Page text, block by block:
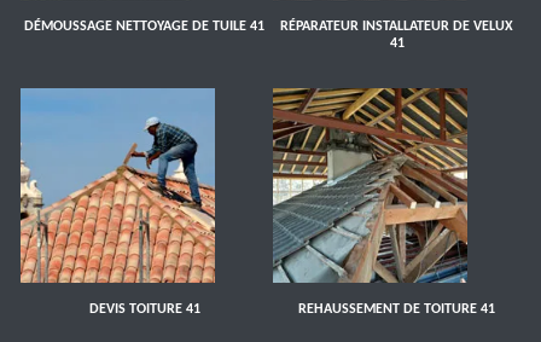
DÉMOUSSAGE NETTOYAGE DE TUILE 41
RÉPARATEUR INSTALLATEUR DE VELUX
41
DEVIS TOITURE 41 REHAUSSEMENT DE TOITURE 41